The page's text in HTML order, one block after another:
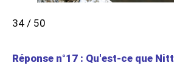
34 / 50
Réponse n°17 : Qu'est-ce que